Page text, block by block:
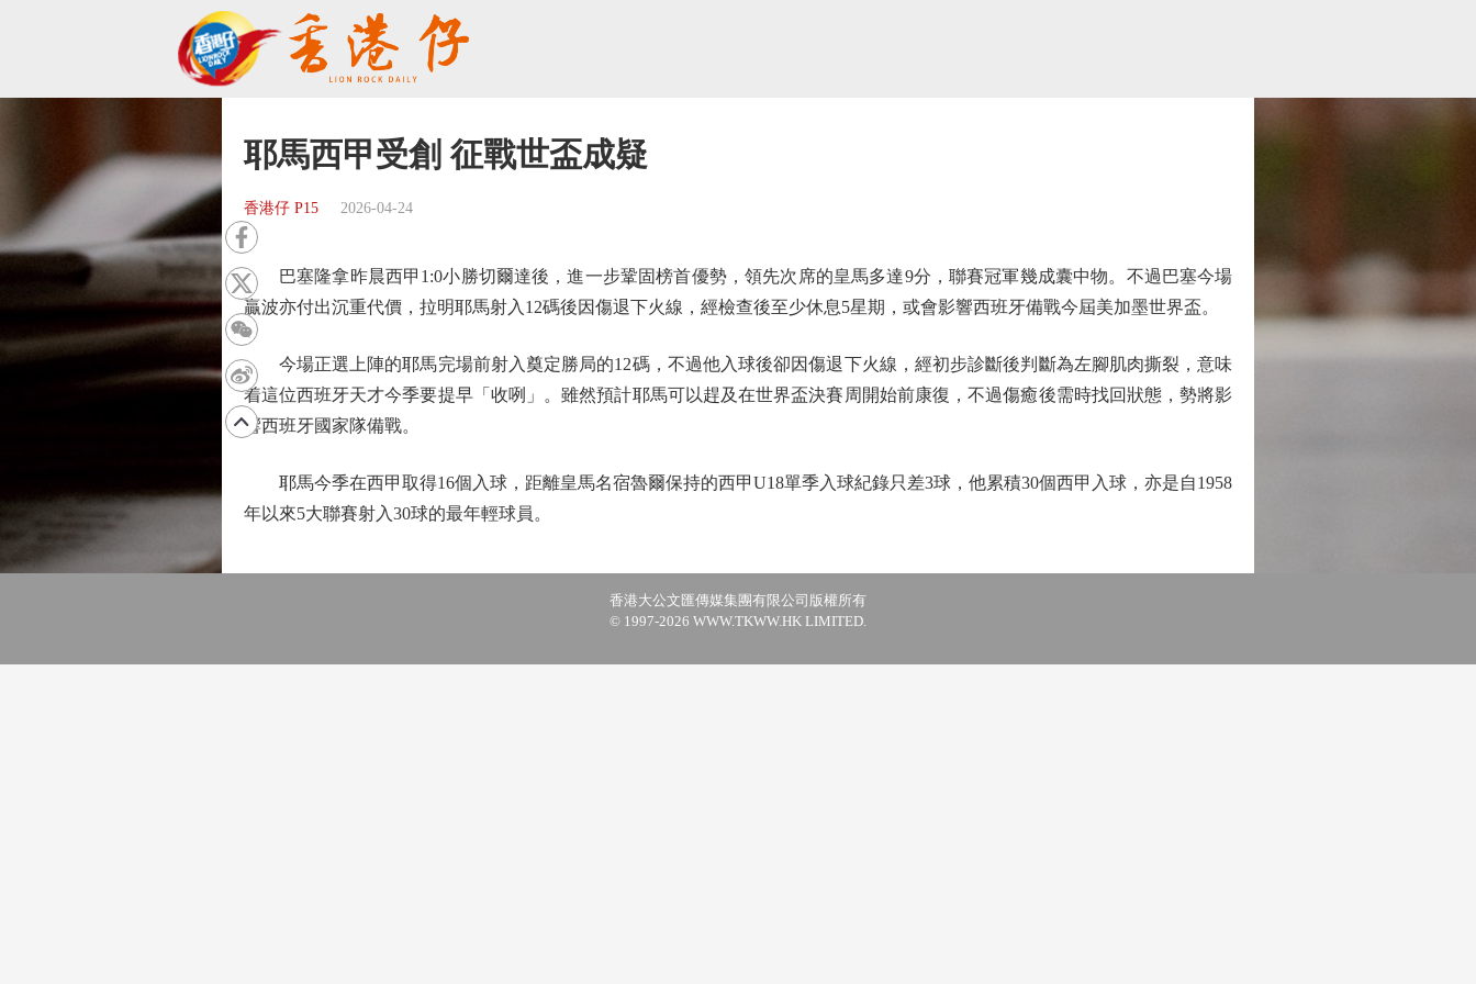
耶馬西甲受創 征戰世盃成疑
香港仔 P15 2026-04-24
巴塞隆拿昨晨西甲1:0小勝切爾達後，進一步鞏固榜首優勢，領先次席的皇馬多達9分，聯賽冠軍幾成囊中物。不過巴塞今場
贏波亦付出沉重代價，拉明耶馬射入12碼後因傷退下火線，經檢查後至少休息5星期，或會影響西班牙備戰今屆美加墨世界盃。
今場正選上陣的耶馬完場前射入奠定勝局的12碼，不過他入球後卻因傷退下火線，經初步診斷後判斷為左腳肌肉撕裂，意味
着這位西班牙天才今季要提早「收咧」。雖然預計耶馬可以趕及在世界盃決賽周開始前康復，不過傷癒後需時找回狀態，勢將影
響西班牙國家隊備戰。
耶馬今季在西甲取得16個入球，距離皇馬名宿魯爾保持的西甲U18單季入球紀錄只差3球，他累積30個西甲入球，亦是自1958
年以來5大聯賽射入30球的最年輕球員。
香港大公文匯傳媒集團有限公司版權所有
© 1997-2026 WWW.TKWW.HK LIMITED.